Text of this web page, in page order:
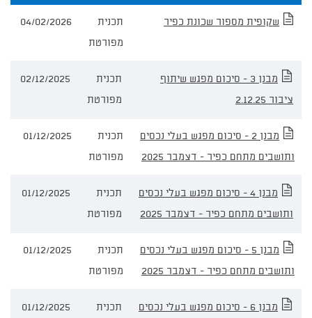
מסמכים
וחומריםשקופית מספור שכונת כפיר
תכנית
מפורטת
04/02/2026
מבנן 3 - סיכום מפגש שיתוף
ציבור 2.12.25
תכנית
מפורטת
02/12/2025
מבנן 2 - סיכום מפגש בעלי נכסים
ותושבים מתחם כפיר - דצמבר 2025
תכנית
מפורטת
01/12/2025
מבנן 4 - סיכום מפגש בעלי נכסים
ותושבים מתחם כפיר - דצמבר 2025
תכנית
מפורטת
01/12/2025
מבנן 5 - סיכום מפגש בעלי נכסים
ותושבים מתחם כפיר - דצמבר 2025
תכנית
מפורטת
01/12/2025
מבנן 6 - סיכום מפגש בעלי נכסים
תכנית
01/12/2025